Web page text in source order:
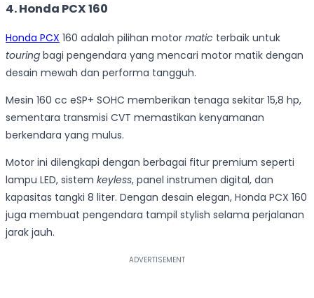
4. Honda PCX 160
Honda PCX 160 adalah pilihan motor matic terbaik untuk
touring bagi pengendara yang mencari motor matik dengan
desain mewah dan performa tangguh.
Mesin 160 cc eSP+ SOHC memberikan tenaga sekitar 15,8 hp,
sementara transmisi CVT memastikan kenyamanan
berkendara yang mulus.
Motor ini dilengkapi dengan berbagai fitur premium seperti
lampu LED, sistem keyless, panel instrumen digital, dan
kapasitas tangki 8 liter. Dengan desain elegan, Honda PCX 160
juga membuat pengendara tampil stylish selama perjalanan
jarak jauh.